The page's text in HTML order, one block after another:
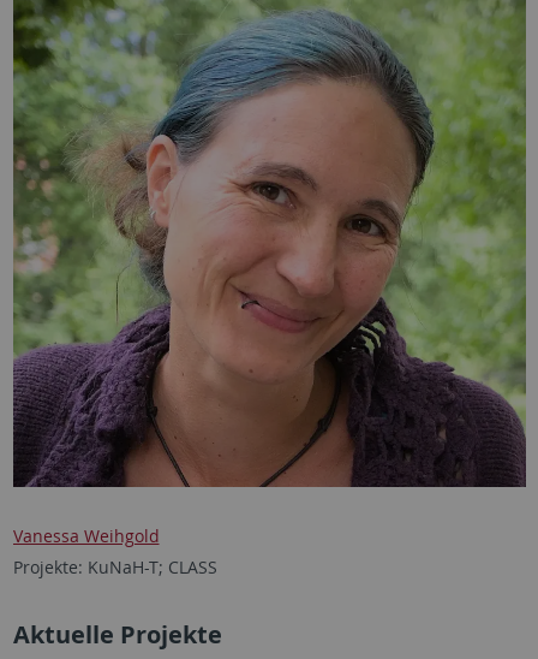
Vanessa Weihgold
Projekte: KuNaH-T; CLASS
Aktuelle Projekte